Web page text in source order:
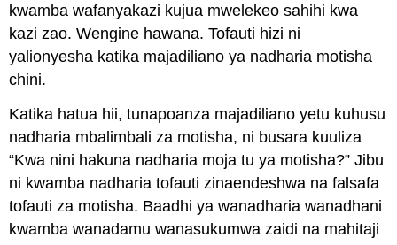
kwamba wafanyakazi kujua mwelekeo sahihi kwa
kazi zao. Wengine hawana. Tofauti hizi ni
yalionyesha katika majadiliano ya nadharia motisha
chini.
Katika hatua hii, tunapoanza majadiliano yetu kuhusu
nadharia mbalimbali za motisha, ni busara kuuliza
“Kwa nini hakuna nadharia moja tu ya motisha?” Jibu
ni kwamba nadharia tofauti zinaendeshwa na falsafa
tofauti za motisha. Baadhi ya wanadharia wanadhani
kwamba wanadamu wanasukumwa zaidi na mahitaji